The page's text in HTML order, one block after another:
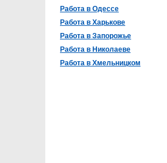
Работа в Одессе
Работа в Харькове
Работа в Запорожье
Работа в Николаеве
Работа в Хмельницком